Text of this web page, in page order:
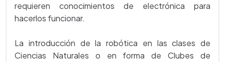
requieren conocimientos de electrónica para
hacerlos funcionar.
La introducción de la robótica en las clases de
Ciencias Naturales o en forma de Clubes de